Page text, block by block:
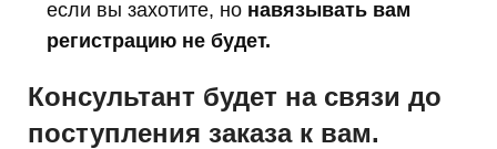
если вы захотите, но навязывать вам
регистрацию не будет.
Консультант будет на связи до
поступления заказа к вам.